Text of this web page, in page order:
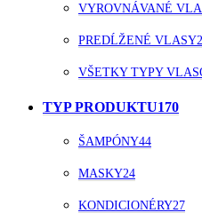
VYROVNÁVANÉ
PREDĹŽENÉ VLASY
VŠETKY TYPY
TYP PRODUKTU170
ŠAMPÓNY44
MASKY24
KONDICIONÉRY27